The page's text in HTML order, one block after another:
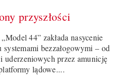
przyszłości
44” zakłada nasycenie
systemami bezzałogowymi – od
uderzeniowych przez amunicję
lądowe....